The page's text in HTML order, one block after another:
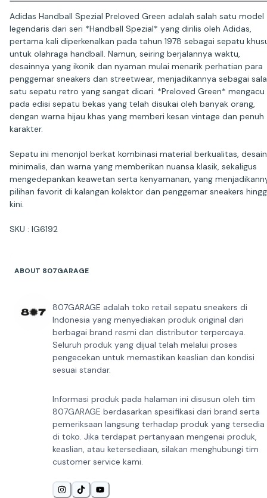
Adidas Handball Spezial Preloved Green adalah salah satu model
legendaris dari seri *Handball Spezial* yang dirilis oleh Adidas,
pertama kali diperkenalkan pada tahun 1978 sebagai sepatu
untuk olahraga handball. Namun, seiring berjalannya waktu,
desainnya yang ikonik dan nyaman mulai menarik perhatian para
penggemar sneakers dan streetwear, menjadikannya sebagai
satu sepatu retro yang sangat dicari. *Preloved Green* mengacu
pada edisi sepatu bekas yang telah disukai oleh banyak orang,
dengan warna hijau khas yang memberi kesan vintage dan penuh
karakter.
Sepatu ini menonjol berkat kombinasi material berkualitas, desain
minimalis, dan warna yang memberikan nuansa klasik, sekaligus
mengedepankan keawetan serta kenyamanan, yang
pilihan favorit di kalangan kolektor dan penggemar sneakers
kini.
SKU : IG6192
ABOUT 807GARAGE
807GARAGE adalah toko retail sepatu sneakers di
Indonesia yang menyediakan produk original dari
berbagai brand resmi dan distributor terpercaya.
Seluruh produk yang dijual telah melalui proses
pengecekan untuk memastikan keaslian dan kondisi
sesuai standar.
Informasi produk pada halaman ini disusun oleh tim
807GARAGE berdasarkan spesifikasi dari brand serta
pemeriksaan langsung terhadap produk yang tersedia
di toko. Jika terdapat pertanyaan mengenai produk,
keaslian, atau ketersediaan, silakan menghubungi tim
customer service kami.